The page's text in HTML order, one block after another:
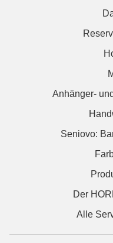
Anhänger-
Seniovo:
Der
Alle